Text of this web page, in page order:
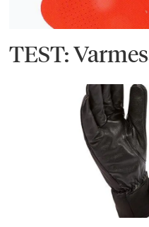
TEST: